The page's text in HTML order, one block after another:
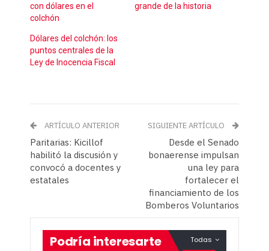
con dólares en el
colchón
grande de la historia
Dólares del colchón: los
puntos centrales de la
Ley de Inocencia Fiscal
ARTÍCULO ANTERIOR
Paritarias: Kicillof
habilitó la discusión y
convocó a docentes y
estatales
SIGUIENTE ARTÍCULO
Desde el Senado
bonaerense impulsan
una ley para
fortalecer el
financiamiento de los
Bomberos Voluntarios
Todas
Podría interesarte